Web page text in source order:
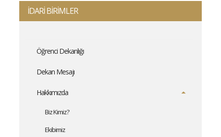
İDARİ BİRİMLER
Öğrenci Dekanlığı
Dekan Mesajı
Hakkımızda
Biz Kimiz?
Ekibimiz